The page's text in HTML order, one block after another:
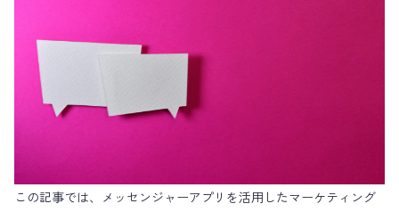
この記事では、メッセンジャーアプリを活用したマーケティング